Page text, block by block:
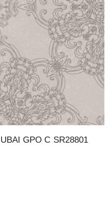
GPO C SR28801